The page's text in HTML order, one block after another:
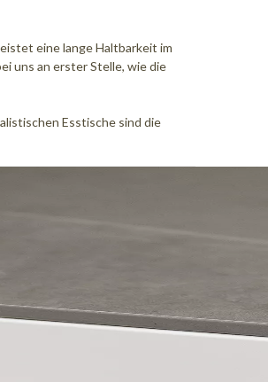
eine lange Haltbarkeit im
uns an erster Stelle, wie die
Esstische sind die